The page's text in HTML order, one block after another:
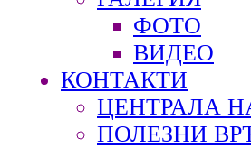
ФОТО
ВИДЕО
КОНТАКТИ
ЦЕНТРАЛА
ПОЛЕЗНИ